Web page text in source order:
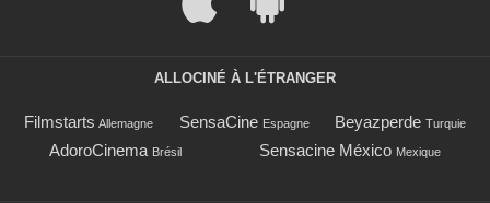
ALLOCINÉ À L'ÉTRANGER
Filmstarts Allemagne SensaCine Espagne Beyazperde Turquie
AdoroCinema Brésil Sensacine México Mexique